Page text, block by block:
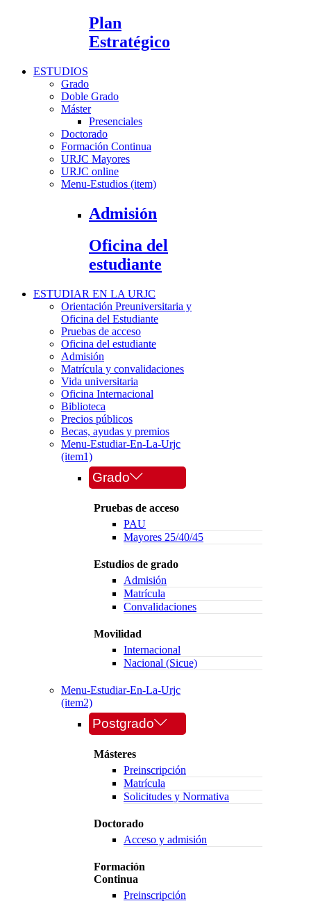
Plan
Estratégico
ESTUDIOS
Grado
Doble Grado
Máster
Presenciales
Doctorado
Formación Continua
URJC Mayores
URJC online
Menu-Estudios (item)
Admisión
Oficina del
estudiante
ESTUDIAR EN LA URJC
Orientación Preuniversitaria y
Oficina del Estudiante
Pruebas de acceso
Oficina del estudiante
Admisión
Matrícula y convalidaciones
Vida universitaria
Oficina Internacional
Biblioteca
Precios públicos
Becas, ayudas y premios
Menu-Estudiar-En-La-Urjc
(item1)
Grado
Pruebas de acceso
PAU
Mayores 25/40/45
Estudios de grado
Admisión
Matrícula
Convalidaciones
Movilidad
Internacional
Nacional (Sicue)
Menu-Estudiar-En-La-Urjc
(item2)
Postgrado
Másteres
Preinscripción
Matrícula
Solicitudes y Normativa
Doctorado
Acceso y admisión
Formación
Continua
Preinscripción